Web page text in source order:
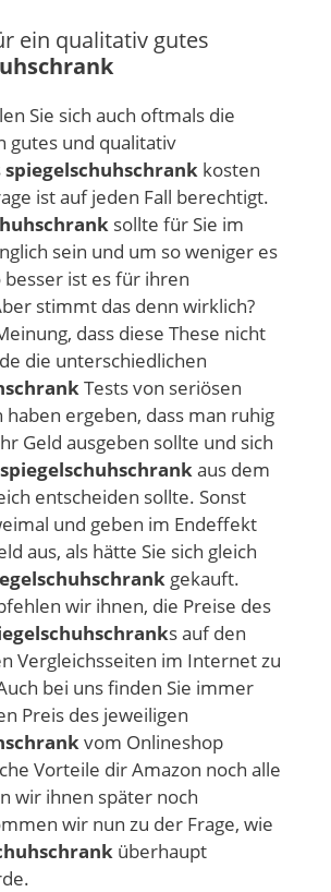
ein qualitativ gutes
Sie sich auch oftmals die
gutes und qualitativ
spiegelschuhschrank kosten
ist auf jeden Fall berechtigt.
sollte für Sie im
sein und um so weniger es
ist es für ihren
stimmt das denn wirklich?
dass diese These nicht
die unterschiedlichen
Tests von seriösen
ergeben, dass man ruhig
Geld ausgeben sollte und sich
spiegelschuhschrankaus dem
entscheiden sollte. Sonst
und geben im Endeffekt
aus, als hätte Sie sich gleich
gekauft.
wir ihnen, die Preise des
s auf den
Vergleichsseiten im Internet zu
bei uns finden Sie immer
Preis des jeweiligen
vom Onlineshop
Vorteile dir Amazon noch alle
wir ihnen später noch
wir nun zu der Frage, wie
überhaupt